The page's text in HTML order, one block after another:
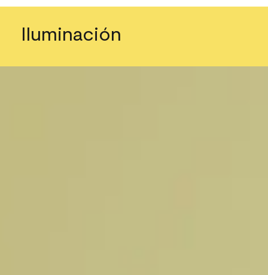
Iluminación